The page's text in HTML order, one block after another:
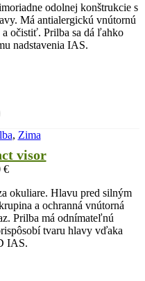
odolnej konštrukcie s
Má antialergickú vnútornú
očistiť. Prilba sa dá ľahko
nadstavenia IAS.
, Zima
visor
€
okuliare. Hlavu pred silným
a ochranná vnútorná
Prilba má odnímateľnú
tvaru hlavy vďaka
IAS.